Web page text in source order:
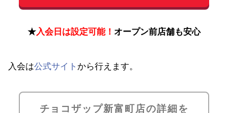
★入会日は設定可能！ オープン前店舗も安心
入会は公式サイト から行えます。
チョコザップ新富町店の詳細を